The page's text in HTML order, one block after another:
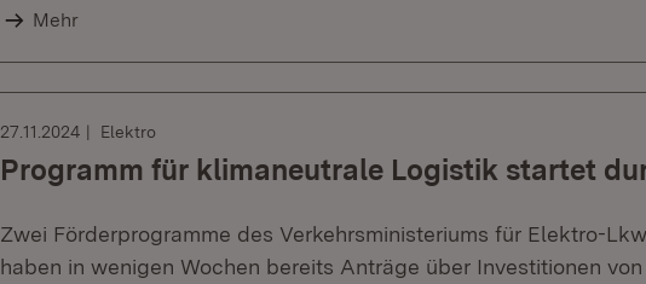
Mehr
27.11.2024 Elektro
Programm für klimaneutrale Logistik startet
Zwei Förderprogramme des Verkehrsministeriums für Elektro-
haben in wenigen Wochen bereits Anträge über Investitionen